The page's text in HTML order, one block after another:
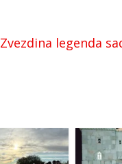
Zvezdina legenda